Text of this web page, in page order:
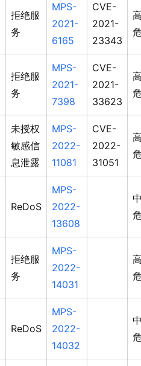
拒绝服
务
MPS-
2021-
6165
CVE-
2021-
23343
拒绝服
务
MPS-
2021-
7398
CVE-
2021-
33623
未授权
敏感信
息泄露
MPS-
2022-
11081
CVE-
2022-
31051
ReDoS
MPS-
2022-
13608
拒绝服
务
MPS-
2022-
14031
ReDoS
MPS-
2022-
14032